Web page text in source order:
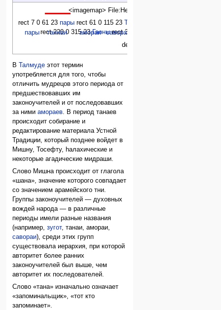
<imagemap> File:Hebrew timeline2
rect 7 0 61 23пары rect 61 0 115 23
rect 220 0 315 23Гаоныrect 315 0 431 23
desc none </imagemap>
пары таннаи амораи савораи
ВТалмуде этот термин
употребляется для того, чтобы
отличить мудрецов этого периода от
предшествовавших им
законоучителей и от последовавших
за нимиамораев . В период танаев
происходит собирание и
редактирование материала Устной
Традиции, который позднее войдет в
Мишну, Тосефту, hалахические и
некоторые агадические мидраши.
Слово Мишна происходит от глагола
«шана», значение которого совпадает
со значением арамейского тни.
Группы законоучителей — духовных
вождей народа — в различные
периоды имели разные названия
(например,зугот, танаи, амораи,
савораи), среди этих групп
существовала иерархия, при которой
авторитет более ранних
законоучителей был выше, чем
авторитет их последователей.
Слово «тана» изначально означает
«запоминальщик», «тот кто
запоминает».